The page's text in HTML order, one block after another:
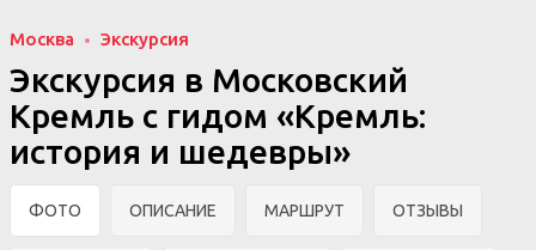
Москва Экскурсия
Экскурсия в Московский
Кремль с гидом «Кремль:
история и шедевры»
ФОТО ОПИСАНИЕ МАРШРУТ ОТЗЫВЫ